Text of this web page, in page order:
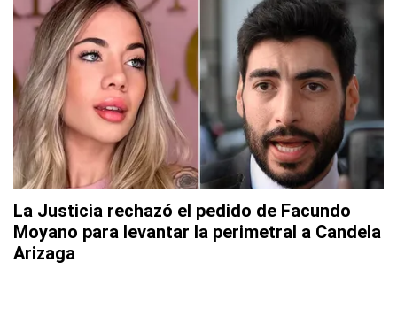
La Justicia rechazó el pedido de Facundo
Moyano para levantar la perimetral a Candela
Arizaga